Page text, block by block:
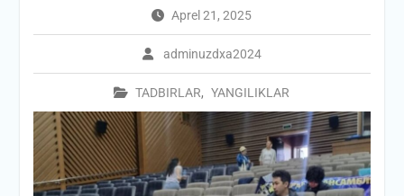
Aprel 21, 2025
adminuzdxa2024
TADBIRLAR, YANGILIKLAR